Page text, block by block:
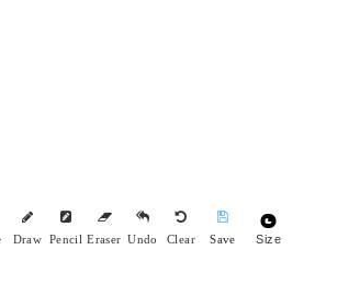
Draw Pencil Eraser Undo Clear Save Size